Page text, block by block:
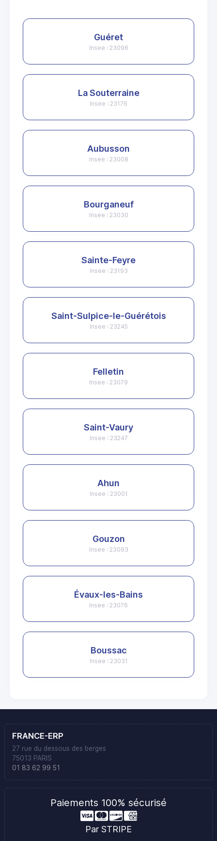
Guéret
Insee : 23096
La Souterraine
Insee : 23176
Aubusson
Insee : 23008
Bourganeuf
Insee : 23030
Sainte-Feyre
Insee : 23193
Saint-Sulpice-le-Guérétois
Insee : 23245
Felletin
Insee : 23079
Saint-Vaury
Insee : 23247
Ahun
Insee : 23001
Gouzon
Insee : 23093
Évaux-les-Bains
Insee : 23076
Boussac
Insee : 23031
FRANCE-ERP
27 rue du dessous des berges
75013 PARIS
01 83 62 99 51
Paiements 100% sécurisé
Par STRIPE